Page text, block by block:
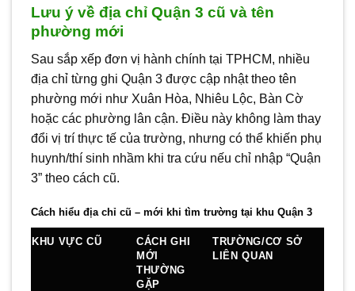
Lưu ý về địa chỉ Quận 3 cũ và tên
phường mới
Sau sắp xếp đơn vị hành chính tại TPHCM, nhiều
địa chỉ từng ghi Quận 3 được cập nhật theo tên
phường mới như Xuân Hòa, Nhiêu Lộc, Bàn Cờ
hoặc các phường lân cận. Điều này không làm thay
đổi vị trí thực tế của trường, nhưng có thể khiến phụ
huynh/thí sinh nhầm khi tra cứu nếu chỉ nhập “Quận
3” theo cách cũ.
Cách hiểu địa chỉ cũ – mới khi tìm trường tại khu Quận 3
KHU VỰC CŨ
CÁCH GHI
MỚI
THƯỜNG
GẶP
TRƯỜNG/CƠ SỞ
LIÊN QUAN